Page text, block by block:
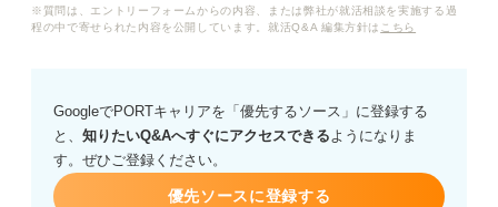
生産技術職のリアルな働き方や向き・不向きなど、詳し
い方がいらっしゃれば教えていただきたいです。
※質問は、エントリーフォームからの内容、または弊社が就活相談を実施する過
程の中で寄せられた内容を公開しています。就活Q&A 編集方針は こちら
GoogleでPORTキャリアを「優先するソース」に登録する
と、 知りたいQ&Aへすぐにアクセスできるようになりま
す。ぜひご登録ください。
優先ソースに登録する